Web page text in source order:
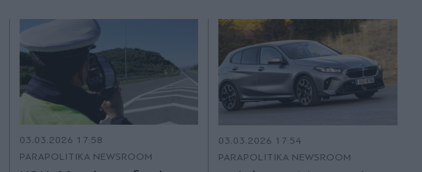
03.03.2026 17:58
PARAPOLITIKA NEWSROOM
03.03.2026 17:54
PARAPOLITIKA NEWSROOM